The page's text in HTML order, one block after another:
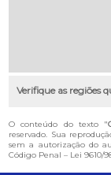
Verifique as regiões
O conteúdo do texto "
reservado. Sua
sem a autorização do
Código Penal – Lei 9610/